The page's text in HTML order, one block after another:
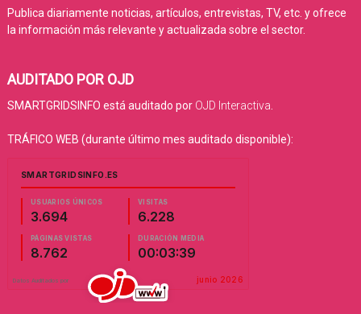
Publica diariamente noticias, artículos, entrevistas, TV, etc. y ofrece
la información más relevante y actualizada sobre el sector.
AUDITADO POR OJD
SMARTGRIDSINFO está auditado por OJD Interactiva.
TRÁFICO WEB (durante último mes auditado disponible):